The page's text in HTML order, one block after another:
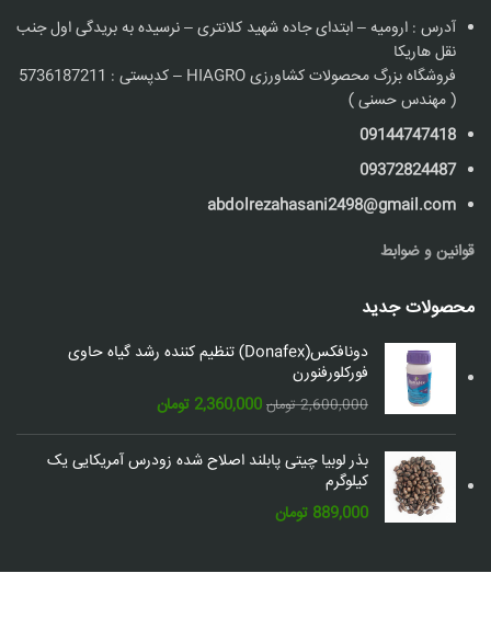
آدرس : ارومیه – ابتدای جاده شهید کلانتری – نرسیده به بریدگی اول جنب
نقل هاریکا
فروشگاه بزرگ محصولات کشاورزی HIAGRO – کدپستی : 5736187211
( مهندس حسنی )
09144747418
09372824487
abdolrezahasani2498@gmail.com
قوانین و ضوابط
محصولات جدید
دونافکس(Donafex) تنظیم کننده رشد گیاه حاوی
فورکلورفنورن
2,600,000 تومان قیمت
اصلی:
2,600,000 تومان
2,360,000 تومانقیمت
فعلی:
2,360,000 تومان.
بذر لوبیا چیتی پابلند اصلاح شده زودرس آمریکایی یک
کیلوگرم
889,000 تومان